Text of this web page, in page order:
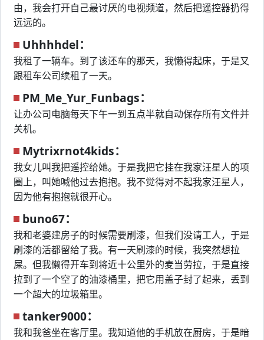
由，我会打开自己最讨厌的电视频道，然后把遥控器扔得
远远的。
Uhhhhdel：
我租了一辆车。到了该还车的那天，我懒得起床，于是又
跟租车公司续租了一天。
PM_Me_Yur_Funbags：
让办公司电脑每天下午一到五点半就自动保存所有文件并
关机。
Mytrixrnot4kids：
我女儿叫我把遥控给她。于是我把它挂在我家汪星人的项
圈上，叫她喊他过去抱抱。我不觉得对不起我家汪星人，
因为他有抱抱就很开心。
buno67：
我和老婆建房子的时候需要刷漆，但我们没请工人，于是
刷漆的活都留给了我。有一天刷漆的时候，我突然想拉
屎。但我懒得开车到将近十公里外的麦当劳拉，于是直接
拉到了一个空了的油漆桶里，把它用盖子封了起来，丢到
一个超大的垃圾箱里。
tanker9000：
我和我爸坐在客厅里。我知道他的手机放在厨房，于是暗